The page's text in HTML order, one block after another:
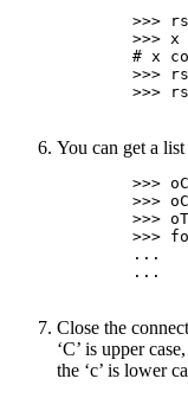
>>>
>>> x
# x
>>>
>>>
You can get a
>>>
>>>
>>>
>>>
...
...
Close the
‘C’ is upper
the ‘c’ is lower